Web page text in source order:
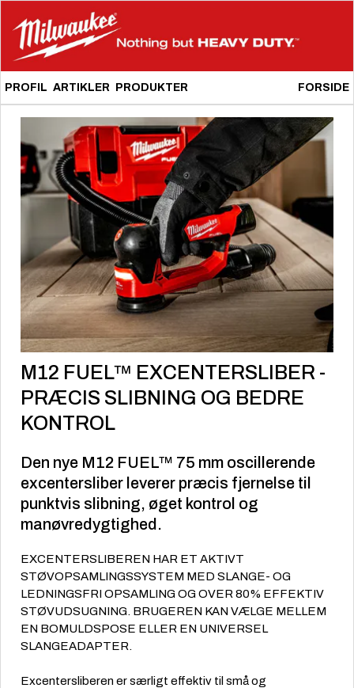
PROFIL ARTIKLER PRODUKTER FORSIDE
M12 FUEL™ EXCENTERSLIBER -
PRÆCIS SLIBNING OG BEDRE
KONTROL
Den nye M12 FUEL™ 75 mm oscillerende
excentersliber leverer præcis fjernelse til
punktvis slibning, øget kontrol og
manøvredygtighed.
EXCENTERSLIBEREN HAR ET AKTIVT
STØVOPSAMLINGSSYSTEM MED SLANGE- OG
LEDNINGSFRI OPSAMLING OG OVER 80% EFFEKTIV
STØVUDSUGNING. BRUGEREN KAN VÆLGE MELLEM
EN BOMULDSPOSE ELLER EN UNIVERSEL
SLANGEADAPTER.
Excentersliberen er særligt effektiv til små og